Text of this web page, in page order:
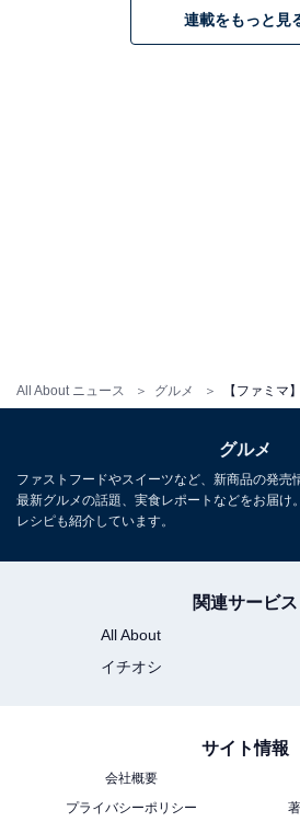
All About ニュース グルメ
手で持つとつぶれそうな柔らかさ
外側の生地も柔らかくて、手で持
連載をもっと見
グルメ
ファストフードやスイーツなど、新商品の発売
最新グルメの話題、実食レポートなどをお届け
レシピも紹介しています。
関連サービス
All About
イチオシ
サイト情報
会社概要
プライバシーポリシー